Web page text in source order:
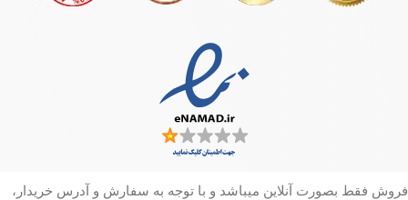
فروش فقط بصورت آنلاین میباشد و با توجه به سفارش و آدرس خریدار،